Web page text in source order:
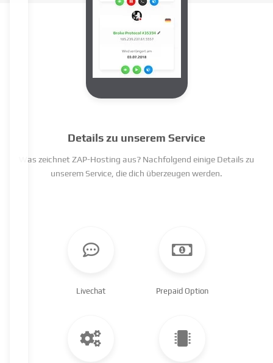
Details zu unserem Service
Was zeichnet ZAP-Hosting aus? Nachfolgend einige Details zu
unserem Service, die dich überzeugen werden.
Livechat Prepaid Option